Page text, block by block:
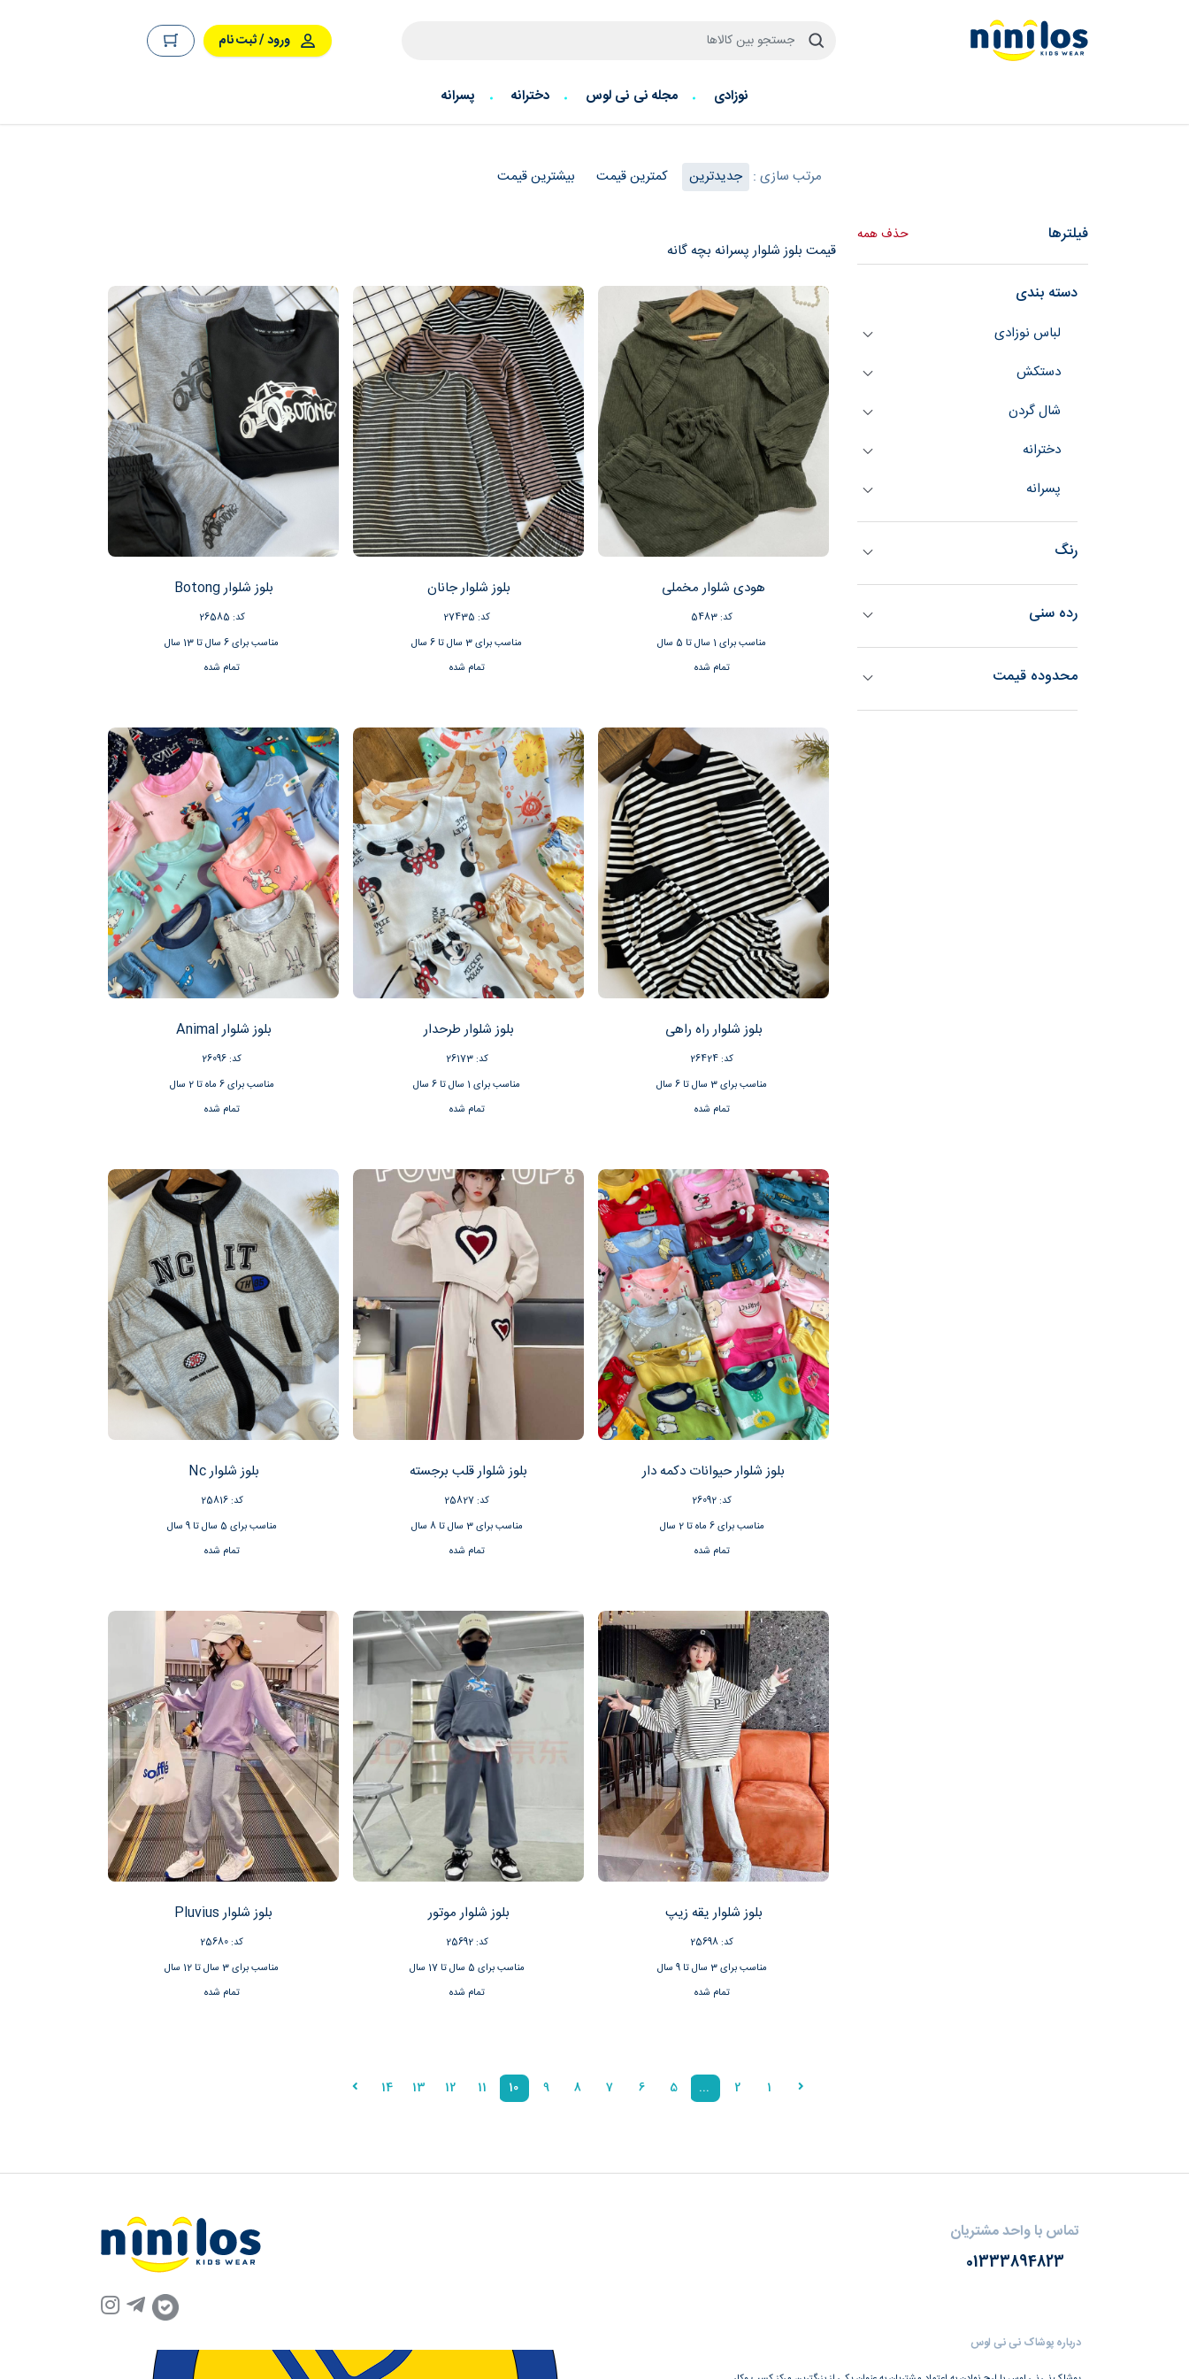
ورود / ثبت نام
نوزادی مجله نی نی لوس دخترانه پسرانه
مرتب سازی : جدیدترین کمترین قیمت بیشترین قیمت
فیلترها حذف همه
دسته بندی
لباس نوزادی
دستکش
شال گردن
دخترانه
پسرانه
رنگ
رده سنی
محدوده قیمت
قیمت بلوز شلوار پسرانه بچه گانه
هودی شلوار مخملی
کد: 5483
مناسب برای 1 سال تا 5 سال
تمام شده
بلوز شلوار جانان
کد: 27435
مناسب برای 3 سال تا 6 سال
تمام شده
بلوز شلوار Botong
کد: 26585
مناسب برای 6 سال تا 13 سال
تمام شده
بلوز شلوار راه راهی
کد: 26424
مناسب برای 3 سال تا 6 سال
تمام شده
بلوز شلوار طرحدار
کد: 26173
مناسب برای 1 سال تا 6 سال
تمام شده
بلوز شلوار Animal
کد: 26096
مناسب برای 6 ماه تا 2 سال
تمام شده
بلوز شلوار حیوانات دکمه دار
کد: 26092
مناسب برای 6 ماه تا 2 سال
تمام شده
بلوز شلوار قلب برجسته
کد: 25827
مناسب برای 3 سال تا 8 سال
تمام شده
بلوز شلوار Nc
کد: 25816
مناسب برای 5 سال تا 9 سال
تمام شده
بلوز شلوار یقه زیپ
کد: 25698
مناسب برای 3 سال تا 9 سال
تمام شده
بلوز شلوار موتور
کد: 25692
مناسب برای 5 سال تا 17 سال
تمام شده
بلوز شلوار Pluvius
کد: 25680
مناسب برای 3 سال تا 12 سال
تمام شده
1
2
...
5
6
7
8
9
10
11
12
13
14
تماس با واحد مشتریان
01333894823
درباره پوشاک نی نی لوس